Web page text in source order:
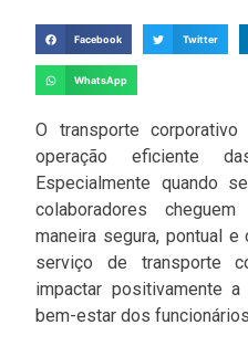
Facebook Twitter
WhatsApp
O transporte
operação eficiente
Especialmente quando
colaboradores
maneira segura, pontual
serviço de transporte
impactar positivamente
bem-estar dos